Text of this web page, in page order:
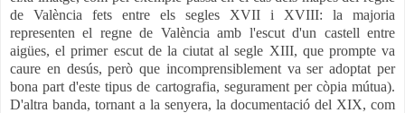
de València fets entre els segles XVII i XVIII: la majoria
representen el regne de València amb l'escut d'un castell entre
aigües, el primer escut de la ciutat al segle XIII, que prompte va
caure en desús, però que incomprensiblement va ser adoptat per
bona part d'este tipus de cartografia, segurament per còpia mútua).
D'altra banda, tornant a la senyera, la documentació del XIX, com